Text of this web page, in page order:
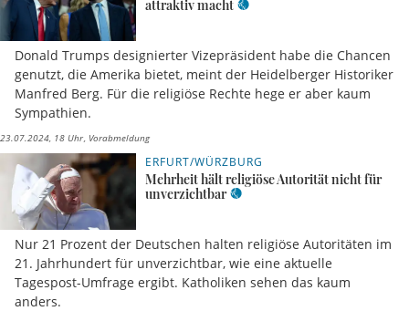
attraktiv macht
Donald Trumps designierter Vizepräsident habe die Chancen
genutzt, die Amerika bietet, meint der Heidelberger Historiker
Manfred Berg. Für die religiöse Rechte hege er aber kaum
Sympathien.
23.07.2024, 18 Uhr Vorabmeldung
ERFURT/WÜRZBURG
Mehrheit hält religiöse Autorität nicht für
unverzichtbar
Nur 21 Prozent der Deutschen halten religiöse Autoritäten im
21. Jahrhundert für unverzichtbar, wie eine aktuelle
Tagespost-Umfrage ergibt. Katholiken sehen das kaum
anders.